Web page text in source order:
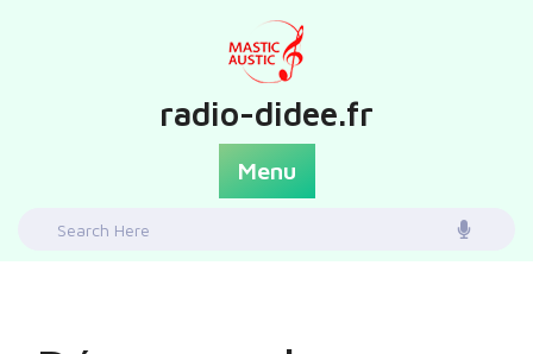
radio-didee.fr
Menu
Search